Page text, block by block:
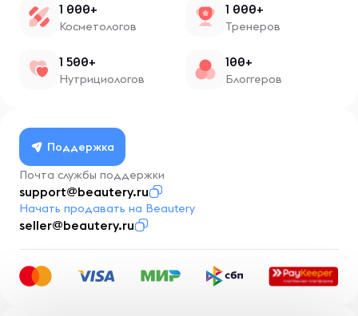
1 000+
Косметологов
1 000+
Тренеров
1 500+
Нутрициологов
100+
Блоггеров
Поддержка
Почта службы поддержки
support@beautery.ru
Начать продавать на Beautery
seller@beautery.ru